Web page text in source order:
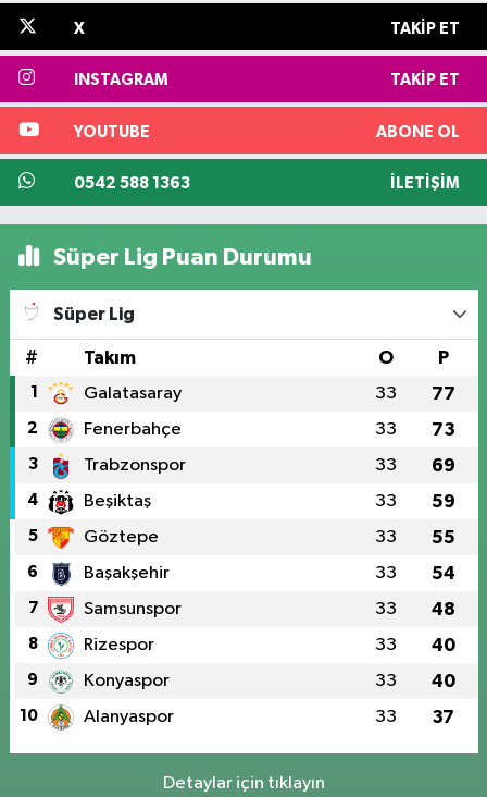
X TAKIP ET
INSTAGRAM TAKIP ET
YOUTUBE ABONE OL
0542 588 1363 İLETIŞIM
Süper Lig Puan Durumu
Süper Lig
# Takım O P
1 Galatasaray 33 77
2 Fenerbahçe 33 73
3 Trabzonspor 33 69
4 Beşiktaş 33 59
5 Göztepe 33 55
6 Başakşehir 33 54
7 Samsunspor 33 48
8 Rizespor 33 40
9 Konyaspor 33 40
10 Alanyaspor 33 37
Detaylar için tıklayın